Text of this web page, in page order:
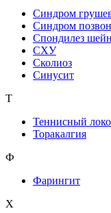
Синдром
Синдром
Спондилез
СХУ
Сколиоз
Синусит
Т
Теннисный
Торакалгия
Ф
Фарингит
X